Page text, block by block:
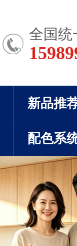
全国统
新品推
配色系